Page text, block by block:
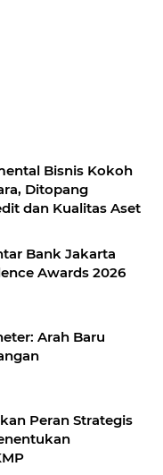
Bisnis Kokoh
dan Kualitas Aset
Bank Jakarta
Awards 2026
Arah Baru
Peran Strategis